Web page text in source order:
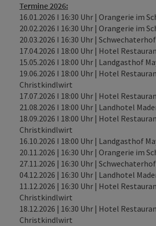
Termine 2026:
16.01.2026 I 16:30 Uhr | Orangerie im
20.02.2026 I 16:30 Uhr | Orangerie im
20.03.2026 I 16:30 Uhr | Schwechaterhof
17.04.2026 I 18:00 Uhr | Hotel
15.05.2026 I 18:00 Uhr | Landgasthof
19.06.2026 I 18:00 Uhr | Hotel
Christkindlwirt
17.07.2026 I 18:00 Uhr | Hotel
21.08.2026 I 18:00 Uhr | Landhotel
18.09.2026 I 18:00 Uhr | Hotel
Christkindlwirt
16.10.2026 I 18:00 Uhr | Landgasthof
20.11.2026 | 16:30 Uhr | Orangerie im
27.11.2026 | 16:30 Uhr | Schwechaterhof
04.12.2026 | 16:30 Uhr | Landhotel
11.12.2026 | 16:30 Uhr | Hotel
Christkindlwirt
18.12.2026 | 16:30 Uhr | Hotel
Christkindlwirt